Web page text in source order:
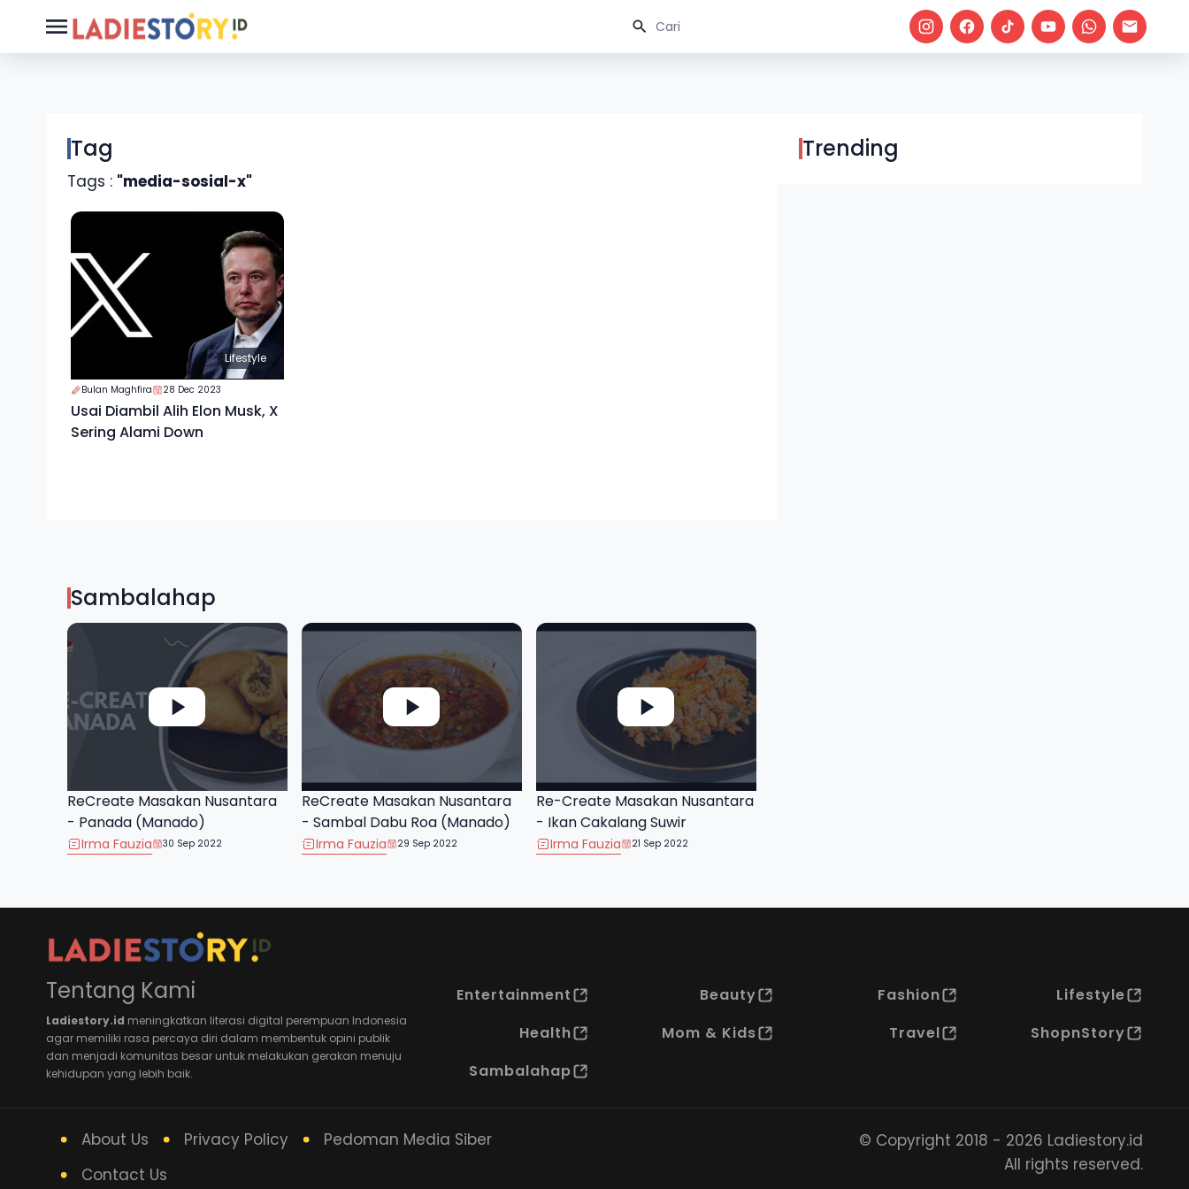
Tag
Tags : "media-sosial-x"
Lifestyle
Bulan Maghfira 28 Dec 2023
Usai Diambil Alih Elon Musk, X
Sering Alami Down
Trending
Sambalahap
ReCreate Masakan Nusantara
- Panada (Manado)
Irma Fauzia 30 Sep 2022
ReCreate Masakan Nusantara
- Sambal Dabu Roa (Manado)
Irma Fauzia 29 Sep 2022
Re-Create Masakan Nusantara
- Ikan Cakalang Suwir
Irma Fauzia 21 Sep 2022
Tentang Kami
Ladiestory.id meningkatkan literasi digital perempuan Indonesia
agar memiliki rasa percaya diri dalam membentuk opini publik
dan menjadi komunitas besar untuk melakukan gerakan menuju
kehidupan yang lebih baik.
Entertainment Beauty Fashion
Lifestyle
Health
Mom & Kids Travel
ShopnStory
Sambalahap
About Us Privacy Policy
Pedoman Media Siber
Contact Us
© Copyright 2018 - 2026 Ladiestory.id
All rights reserved.